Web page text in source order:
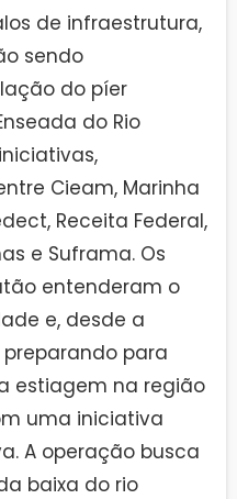
de infraestrutura,
sendo
do píer
do Rio
Cieam, Marinha
Receita Federal,
e Suframa. Os
entenderam o
e, desde a
para
estiagem na região
uma iniciativa
A operação busca
baixa do rio